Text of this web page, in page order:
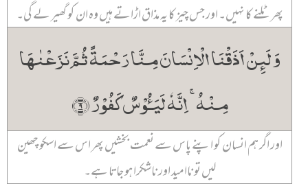
پھر ٹلنے کا نہیں۔ اور جس چیز کا یہ مذاق اڑاتے ہیں وہ ان کو گھیر لے گی۔
وَ لَئِنۡ اَذَقۡنَا الۡاِنۡسَانَ مِنَّا رَحۡمَۃً ثُمَّ نَزَعۡنٰہَا
مِنۡہُ ۚ اِنَّہٗ لَیَـُٔوۡسٌ کَفُوۡرٌ ﴿۹﴾
اور اگر ہم انسان کو اپنے پاس سے نعمت بخشیں پھر اس سے اسکو چھین
لیں تو ناامید اور ناشکرا ہو جاتا ہے۔